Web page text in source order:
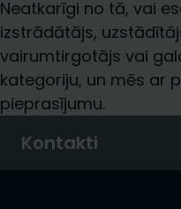
Neatkarīgi no tā, vai
izstrādātājs,
vairumtirgotājs vai
kategoriju, un mēs ar
pieprasījumu.
Kontakti